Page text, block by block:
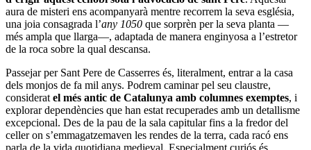
aura de misteri ens acompanyarà mentre recorrem la seva església,
una joia consagrada l’any 1050 que sorprèn per la seva planta —
més ampla que llarga—, adaptada de manera enginyosa a l’estretor
de la roca sobre la qual descansa.
Passejar per Sant Pere de Casserres és, literalment, entrar a la casa
dels monjos de fa mil anys. Podrem caminar pel seu claustre,
considerat el més antic de Catalunya amb columnes exemptes, i
explorar dependències que han estat recuperades amb un detallisme
excepcional. Des de la pau de la sala capitular fins a la fredor del
celler on s’emmagatzemaven les rendes de la terra, cada racó ens
parla de la vida quotidiana medieval. Especialment curiós és